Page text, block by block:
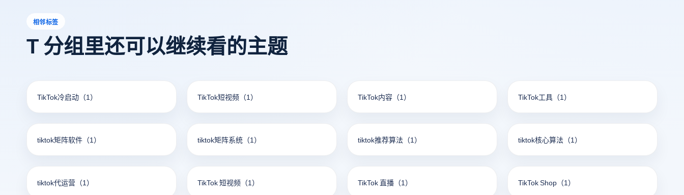
相邻标签
T 分组里还可以继续看的主题
TikTok冷启动 （1） TikTok短视频 （1） TikTok内容 （1） TikTok工具 （1）
tiktok矩阵软件 （1） tiktok矩阵系统 （1） tiktok推荐算法 （1） tiktok核心算法 （1）
tiktok代运营 （1） TikTok 短视频 （1） TikTok 直播 （1） TikTok Shop （1）